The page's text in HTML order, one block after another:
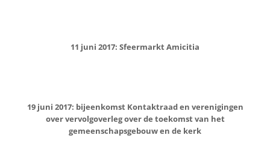
11 juni 2017: Sfeermarkt Amicitia
19 juni 2017: bijeenkomst Kontaktraad en verenigingen
over vervolgoverleg over de toekomst van het
gemeenschapsgebouw en de kerk